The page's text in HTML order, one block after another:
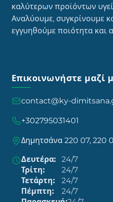
καλύτερων προϊόντων
Αναλύουμε, συγκρίνουμε
εγγυηθούμε ποιότητα και
Επικοινωνήστε μαζί
contact@ky-
+302795031401
Δημητσάνα 220 07, 220
Δευτέρα:
24/7
Τρίτη:
24/7
Τετάρτη:
24/7
Πέμπτη:
24/7